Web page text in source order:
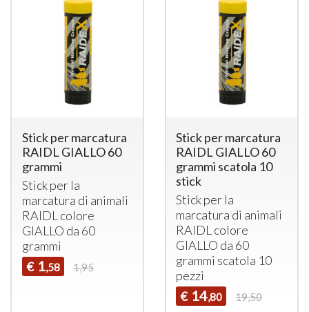
Stick per marcatura
RAIDL GIALLO 60
grammi
Stick per la
marcatura di animali
RAIDL colore
GIALLO da 60
grammi
€ 1,58 1,95
Stick per marcatura
RAIDL GIALLO 60
grammi scatola 10
stick
Stick per la
marcatura di animali
RAIDL colore
GIALLO da 60
grammi scatola 10
pezzi
€ 14,80 19,50